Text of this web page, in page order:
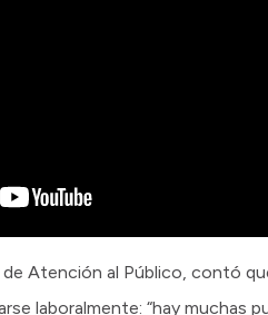
Atención al Público, contó
laboralmente: “hay muchas